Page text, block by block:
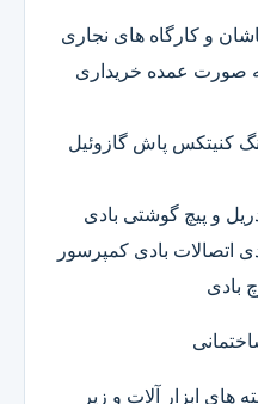
و کارگاه های نجاری
به صورت عمده خریداری
کنیتکس پاش گازوئیل
و پیچ گوشتی بادی
اتصالات بادی کمپرسور
بادی
های ابزار آلات و زیر